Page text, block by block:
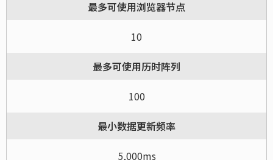
最多可使用浏览器节点
10
最多可使用历时阵列
100
最小数据更新频率
5,000ms